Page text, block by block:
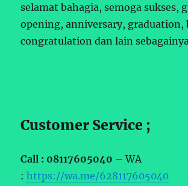
selamat bahagia, semoga sukses,
opening, anniversary, graduation,
congratulation dan lain
Customer Service ;
Call : 08117605040 –WA
:https://wa.me/628117605040